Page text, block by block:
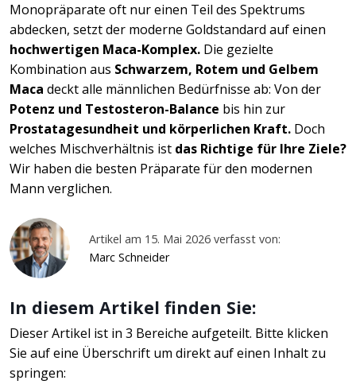
Monopräparate oft nur einen Teil des Spektrums
abdecken, setzt der moderne Goldstandard auf einen
hochwertigen Maca-Komplex. Die gezielte
Kombination aus Schwarzem, Rotem und Gelbem
Maca deckt alle männlichen Bedürfnisse ab: Von der
Potenz und Testosteron-Balance bis hin zur
Prostatagesundheit und körperlichen Kraft. Doch
welches Mischverhältnis ist das Richtige für Ihre Ziele?
Wir haben die besten Präparate für den modernen
Mann verglichen.
Artikel am 15. Mai 2026 verfasst von:
Marc Schneider
In diesem Artikel finden Sie:
Dieser Artikel ist in 3 Bereiche aufgeteilt. Bitte klicken
Sie auf eine Überschrift um direkt auf einen Inhalt zu
springen: